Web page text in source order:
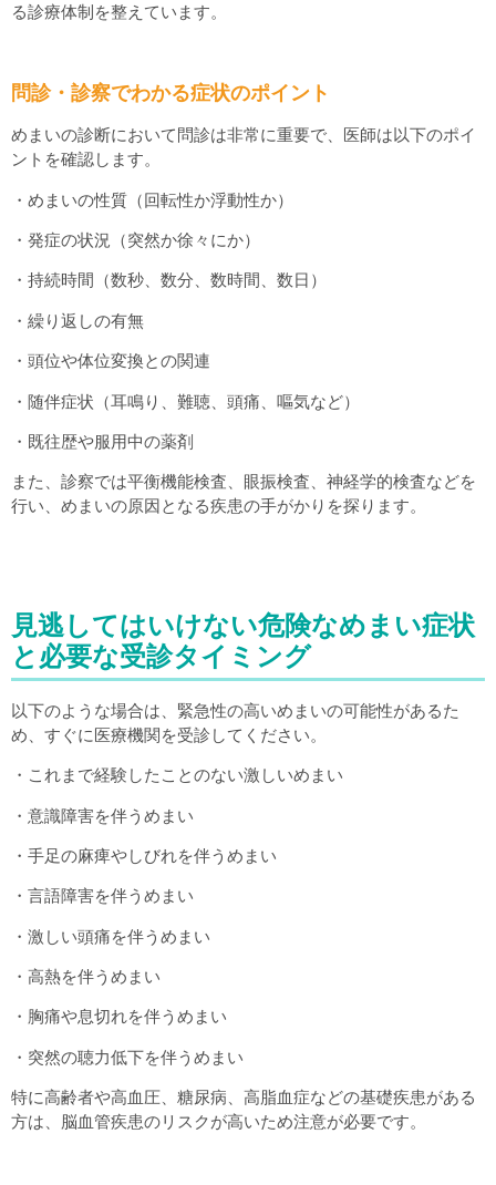
る診療体制を整えています。
問診・診察でわかる症状のポイント
めまいの診断において問診は非常に重要で、医師は以下のポイ
ントを確認します。
・めまいの性質（回転性か浮動性か）
・発症の状況（突然か徐々にか）
・持続時間（数秒、数分、数時間、数日）
・繰り返しの有無
・頭位や体位変換との関連
・随伴症状（耳鳴り、難聴、頭痛、嘔気など）
・既往歴や服用中の薬剤
また、診察では平衡機能検査、眼振検査、神経学的検査などを
行い、めまいの原因となる疾患の手がかりを探ります。
見逃してはいけない危険なめまい症状
と必要な受診タイミング
以下のような場合は、緊急性の高いめまいの可能性があるた
め、すぐに医療機関を受診してください。
・これまで経験したことのない激しいめまい
・意識障害を伴うめまい
・手足の麻痺やしびれを伴うめまい
・言語障害を伴うめまい
・激しい頭痛を伴うめまい
・高熱を伴うめまい
・胸痛や息切れを伴うめまい
・突然の聴力低下を伴うめまい
特に高齢者や高血圧、糖尿病、高脂血症などの基礎疾患がある
方は、脳血管疾患のリスクが高いため注意が必要です。